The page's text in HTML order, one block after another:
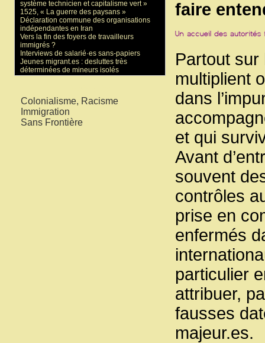
faire
Partout
multiplient
dans
et qui
Avant
souvent
contrôles
prise en
enfermés
particulier
attribuer,
fausses
majeur.es.
système technicien et capitalisme vert »
1525, « La guerre des paysans »
Déclaration commune des organisations
indépendantes en Iran
Vers la fin des foyers de travailleurs
immigrés ?
Interviews de salarié·es sans-papiers
Jeunes migrant.es : desluttes très
déterminées de mineurs isolés
Colonialisme, Racisme
Immigration
Sans Frontière